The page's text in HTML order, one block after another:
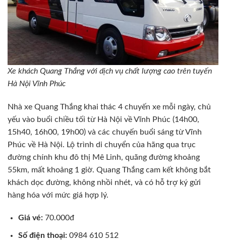
Xe khách Quang Thắng với dịch vụ chất lượng cao trên tuyến
Hà Nội Vĩnh Phúc
Nhà xe Quang Thắng khai thác 4 chuyến xe mỗi ngày, chủ
yếu vào buổi chiều tối từ Hà Nội về Vĩnh Phúc (14h00,
15h40, 16h00, 19h00) và các chuyến buổi sáng từ Vĩnh
Phúc về Hà Nội. Lộ trình di chuyển của hãng qua trục
đường chính khu đô thị Mê Linh, quãng đường khoảng
55km, mất khoảng 1 giờ. Quang Thắng cam kết không bắt
khách dọc đường, không nhồi nhét, và có hỗ trợ ký gửi
hàng hóa với mức giá hợp lý.
Giá vé:70.000đ
Số điện thoại:0984 610 512